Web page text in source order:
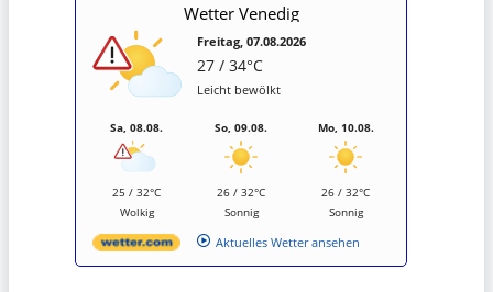
Wetter Venedig
Freitag, 07.08.2026
27 / 34°C
Leicht bewölkt
Sa, 08.08.
25 / 32°C
Wolkig
So, 09.08.
26 / 32°C
Sonnig
Mo, 10.08.
26 / 32°C
Sonnig
Aktuelles Wetter ansehen